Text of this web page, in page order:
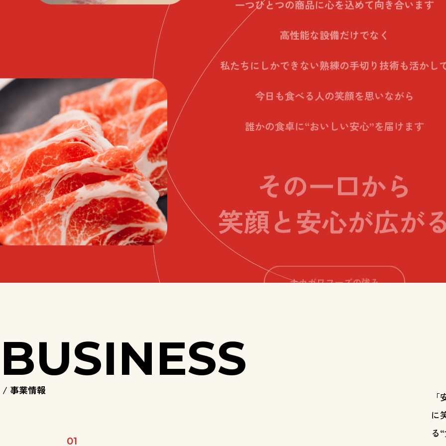
一つひとつの商品に心を込めて向き合います
高性能な設備だけでなく
私たちにしかできない熟練の手切り技術も活かし
今日も食べる人の笑顔を思いながら
誰かの食卓に“おいしい安心”を届けます
その一口から
笑顔と安心が広が
ナカガワフーズの強み
BUSINESS
/ 事業情報
01
に
る